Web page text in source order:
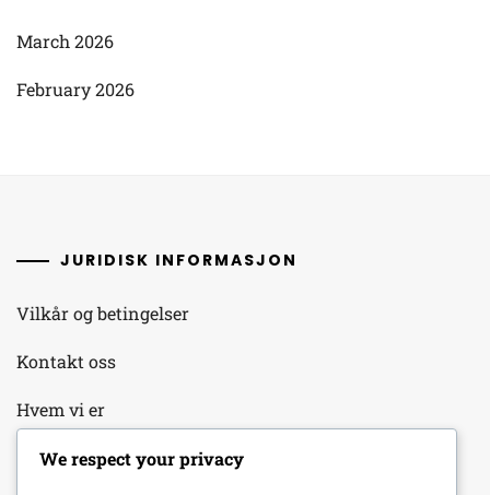
March 2026
February 2026
JURIDISK INFORMASJON
Vilkår og betingelser
Kontakt oss
Hvem vi er
Retningslinjer for databeskyttelse
We respect your privacy